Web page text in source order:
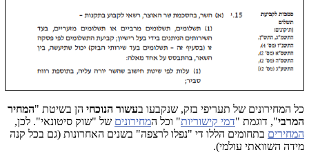
כל המחירונים של תעריפי בזק, שנקבעו בעשור הנוכחי הן בשיטת "המחיר
המרבי", דוגמת "דמי קישוריות" וכל המחירונים של "שוק סיטונאי". לכן,
המחירים בתחומים הללו די "נפלו לרצפה" בשנים האחרונות (גם בכל קנה
מידה השוואתי עולמי).